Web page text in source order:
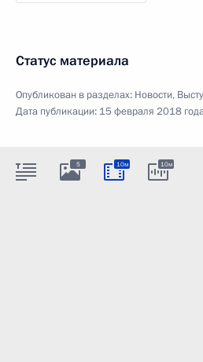
Статус материала
Опубликован в разделах: Новости,
Дата публикации: 15 февраля 2018
5 10м 10м